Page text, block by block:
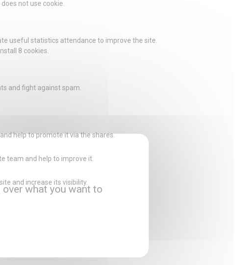
not use cookie.
useful statistics attendance to improve the site.
8 cookies.
and fight against spam.
help to promote it via the shares.
team and help to improve it.
and increase its visibility.
what you want to